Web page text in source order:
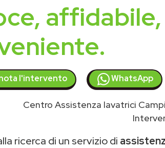
affidabile,
l'intervento WhatsApp
Centro Assistenza lavatrici
ricerca di un servizio di